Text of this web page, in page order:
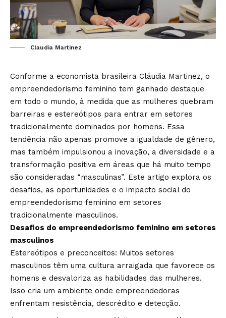
Claudia Martinez
Conforme a economista brasileira Cláudia Martinez, o
empreendedorismo feminino tem ganhado destaque
em todo o mundo, à medida que as mulheres quebram
barreiras e estereótipos para entrar em setores
tradicionalmente dominados por homens. Essa
tendência não apenas promove a igualdade de gênero,
mas também impulsionou a inovação, a diversidade e a
transformação positiva em áreas que há muito tempo
são consideradas “masculinas”. Este artigo explora os
desafios, as oportunidades e o impacto social do
empreendedorismo feminino em setores
tradicionalmente masculinos.
Desafios do empreendedorismo feminino em setores
masculinos
Estereótipos e preconceitos: Muitos setores
masculinos têm uma cultura arraigada que favorece os
homens e desvaloriza as habilidades das mulheres.
Isso cria um ambiente onde empreendedoras
enfrentam resistência, descrédito e detecção.